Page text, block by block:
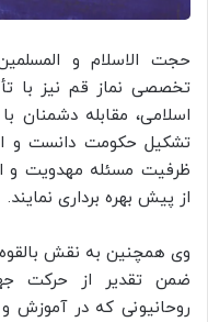
حجت الاسلام و
تخصصی نماز قم نیز با
اسلامی، مقابله دشمنان
تشکیل حکومت دانست و
ظرفیت مسئله مهدویت و
از پیش بهره برداری نمایند.
وی همچنین به نقش بالقوه
ضمن تقدیر از حرکت
روحانیونی که در آموزش